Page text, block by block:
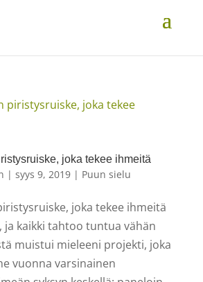
joka tekee ihmeitä
| syys 9, 2019| Puun sielu
joka tekee ihmeitä
ja kaikki tahtoo tuntua vähän
muistui mieleeni projekti, joka
vuonna varsinainen